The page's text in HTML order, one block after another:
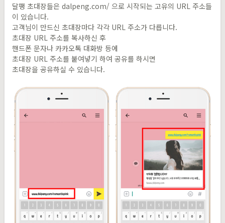
달팽 초대장들은 dalpeng.com/ 으로 시작되는 고유의 URL 주소들
이 있습니다.
고객님이 만드신 초대장마다 각각 URL 주소가 다릅니다.
초대장 URL 주소를 복사하신 후
핸드폰 문자나 카카오톡 대화방 등에
초대장 URL 주소를 붙여넣기 하여 공유를 하시면
초대장을 공유하실 수 있습니다.